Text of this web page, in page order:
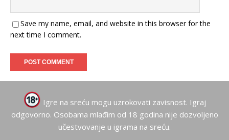
Save my name, email, and website in this browser for the
next time I comment.
Igre na sreću mogu uzrokovati zavisnost. Igraj
odgovorno. Osobama mlađim od 18 godina nije dozvoljeno
učestvovanje u igrama na sreću.